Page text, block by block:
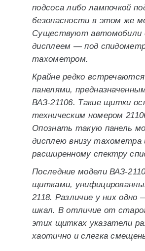
подсоса либо лампочкой
безопасности в этом же
Существуют автомобили
дисплеем — под
тахометром.
Крайне редко
панелями,
ВАЗ-21106. Такие щитки
техническим номером
Опознать такую панель
дисплею внизу тахометра
расширенному спектру
Последние модели ВАЗ-
щитками,
2118. Различие у них одно
шкал. В отличие от
этих щитках указатели
хаотично и слегка